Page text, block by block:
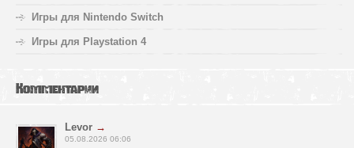
Игры для Nintendo Switch
Игры для Playstation 4
Комментарии
Levor →
05.08.2026 06:06